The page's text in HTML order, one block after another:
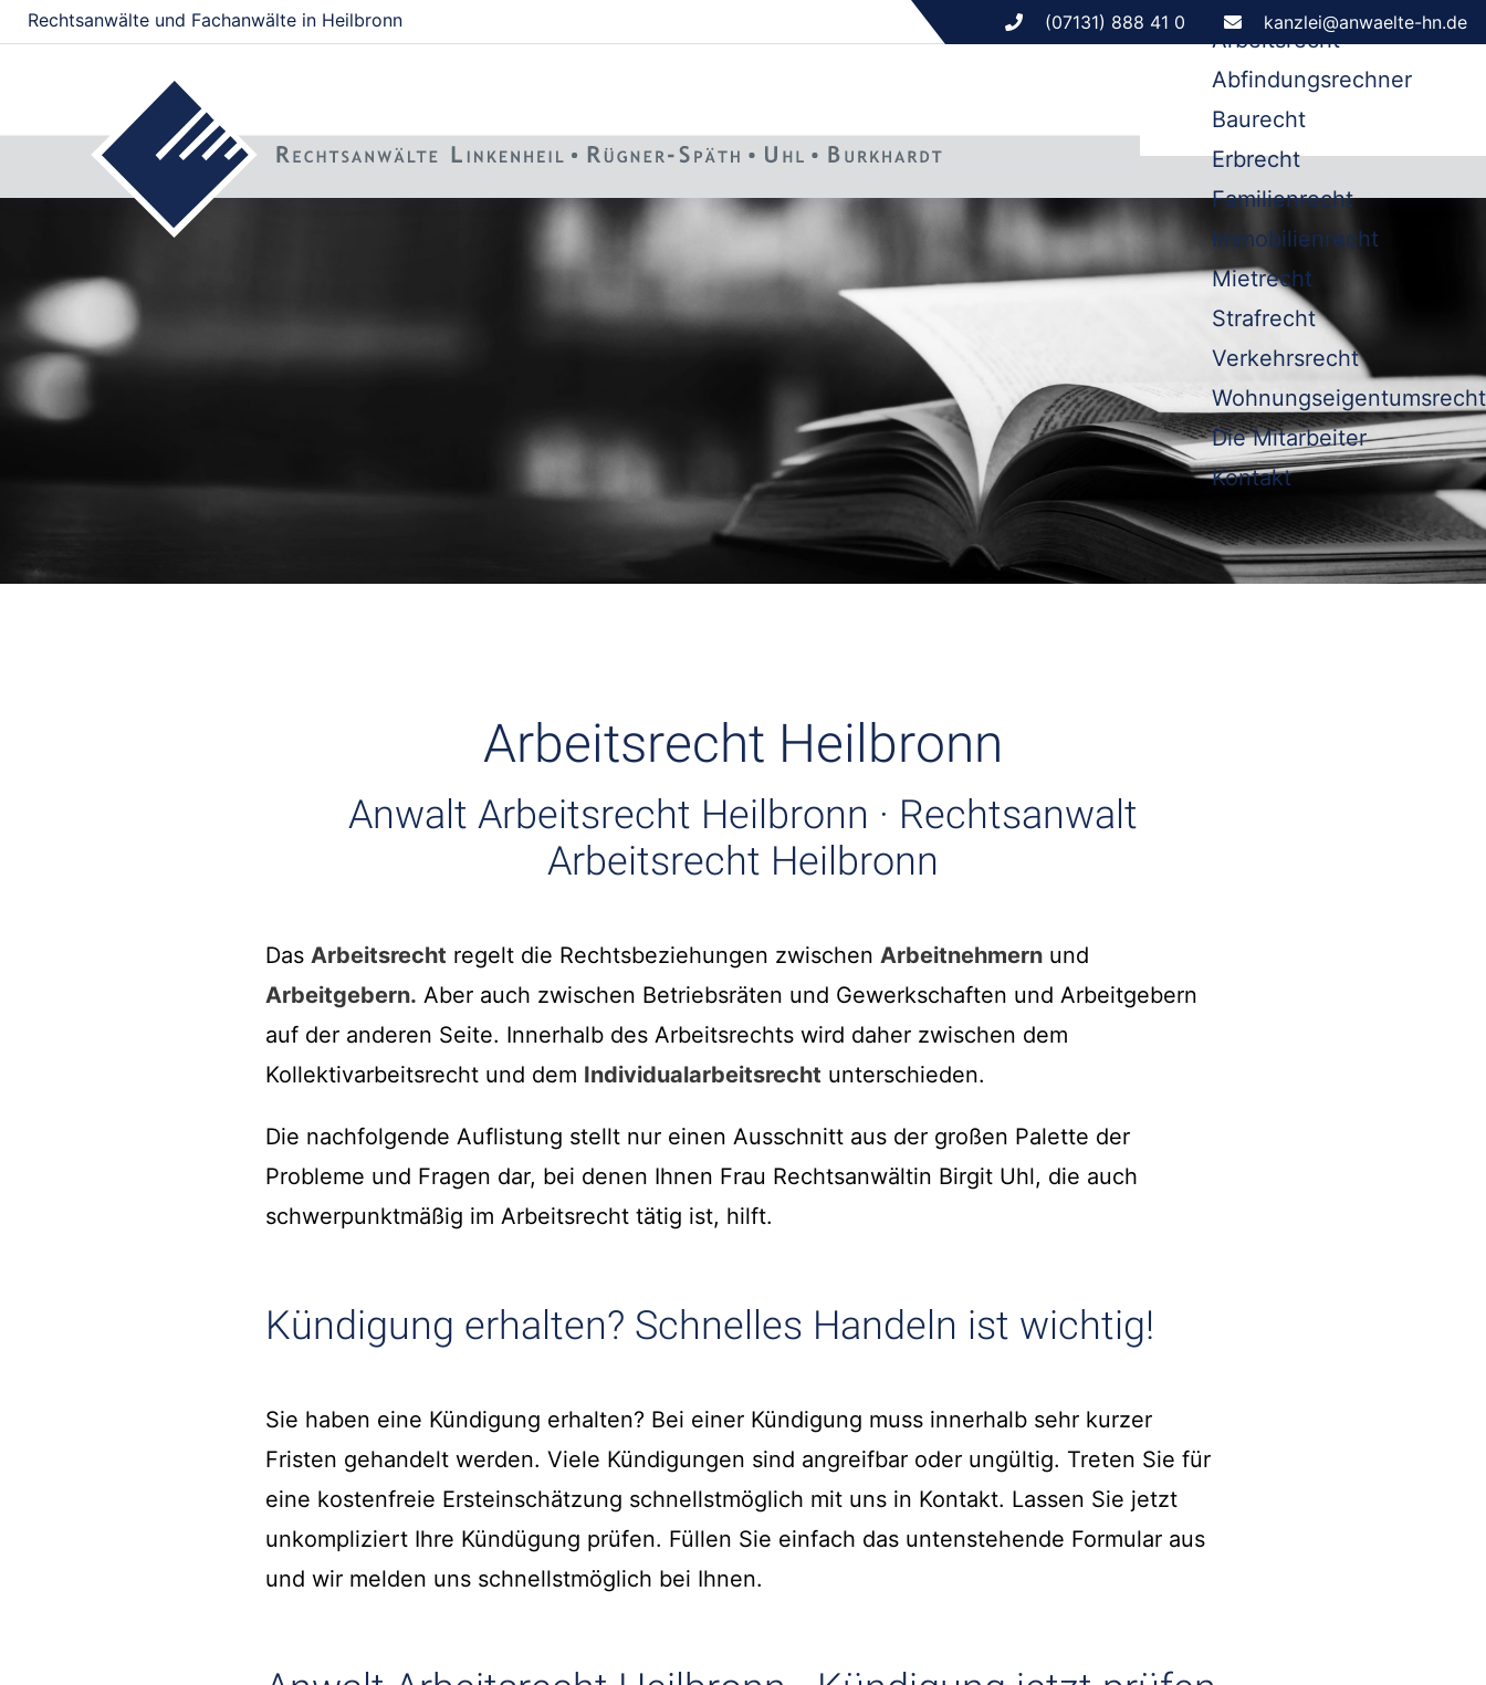
Rechtsanwälte und Fachanwälte in Heilbronn (07131) 888 41 0 kanzlei@anwaelte-hn.de
Arbeitsrecht
Abfindungsrechner
Baurecht
Erbrecht
Familienrecht
Immobilienrecht
Mietrecht
Strafrecht
Verkehrsrecht
Wohnungseigentumsrecht
Die Mitarbeiter
Kontakt
Arbeitsrecht Heilbronn
Anwalt Arbeitsrecht Heilbronn · Rechtsanwalt
Arbeitsrecht Heilbronn
Das Arbeitsrecht regelt die Rechtsbeziehungen zwischen Arbeitnehmern und
Arbeitgebern. Aber auch zwischen Betriebsräten und Gewerkschaften und Arbeitgebern
auf der anderen Seite. Innerhalb des Arbeitsrechts wird daher zwischen dem
Kollektivarbeitsrecht und dem Individualarbeitsrecht unterschieden.
Die nachfolgende Auflistung stellt nur einen Ausschnitt aus der großen Palette der
Probleme und Fragen dar, bei denen Ihnen Frau Rechtsanwältin Birgit Uhl, die auch
schwerpunktmäßig im Arbeitsrecht tätig ist, hilft.
Kündigung erhalten? Schnelles Handeln ist wichtig!
Sie haben eine Kündigung erhalten? Bei einer Kündigung muss innerhalb sehr kurzer
Fristen gehandelt werden. Viele Kündigungen sind angreifbar oder ungültig. Treten Sie für
eine kostenfreie Ersteinschätzung schnellstmöglich mit uns in Kontakt. Lassen Sie jetzt
unkompliziert Ihre Kündügung prüfen. Füllen Sie einfach das untenstehende Formular aus
und wir melden uns schnellstmöglich bei Ihnen.